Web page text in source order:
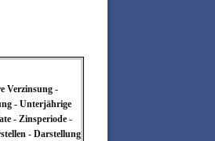
Verzinsung -
- Unterjährige
- Zinsperiode -
- Darstellung